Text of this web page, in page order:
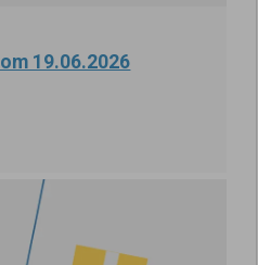
19.06.2026